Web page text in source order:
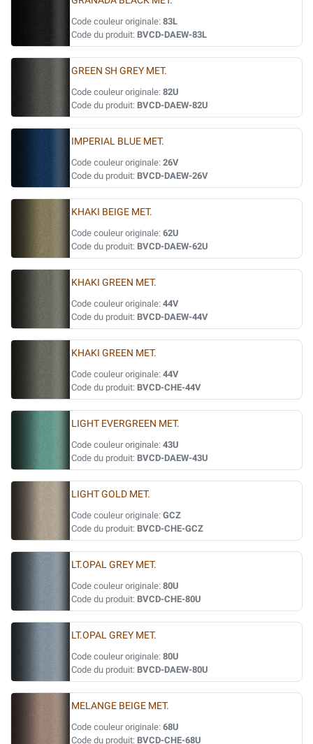
Code couleur originale: 83L
Code du produit: BVCD-DAEW-83L
GREEN SH GREY MET.
Code couleur originale: 82U
Code du produit: BVCD-DAEW-82U
IMPERIAL BLUE MET.
Code couleur originale: 26V
Code du produit: BVCD-DAEW-26V
KHAKI BEIGE MET.
Code couleur originale: 62U
Code du produit: BVCD-DAEW-62U
KHAKI GREEN MET.
Code couleur originale: 44V
Code du produit: BVCD-DAEW-44V
KHAKI GREEN MET.
Code couleur originale: 44V
Code du produit: BVCD-CHE-44V
LIGHT EVERGREEN MET.
Code couleur originale: 43U
Code du produit: BVCD-DAEW-43U
LIGHT GOLD MET.
Code couleur originale: GCZ
Code du produit: BVCD-CHE-GCZ
LT.OPAL GREY MET.
Code couleur originale: 80U
Code du produit: BVCD-CHE-80U
LT.OPAL GREY MET.
Code couleur originale: 80U
Code du produit: BVCD-DAEW-80U
MELANGE BEIGE MET.
Code couleur originale: 68U
Code du produit: BVCD-CHE-68U